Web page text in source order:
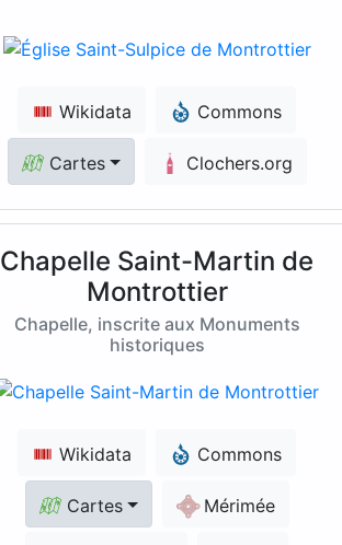
Wikidata Commons
Cartes Clochers.org
Chapelle Saint-Martin de
Montrottier
Chapelle, inscrite aux Monuments
historiques
Wikidata Commons
Cartes Mérimée